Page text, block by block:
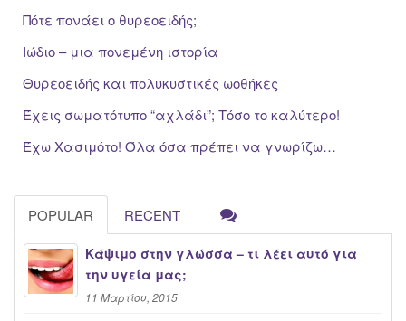
Πότε πονάει ο θυρεοειδής;
Ιώδιο – μια πονεμένη ιστορία
Θυρεοειδής και πολυκυστικές ωοθήκες
Έχεις σωματότυπο “αχλάδι”; Τόσο το καλύτερο!
Έχω Χασιμότο! Όλα όσα πρέπει να γνωρίζω…
POPULAR RECENT
Κάψιμο στην γλώσσα – τι λέει αυτό για
την υγεία μας;
11 Μαρτίου, 2015